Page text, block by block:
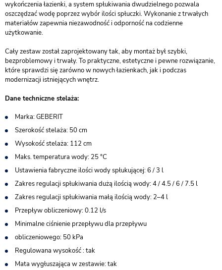
wykończenia łazienki, a system spłukiwania dwudzielnego pozwala
oszczędzać wodę poprzez wybór ilości spłuczki. Wykonanie z trwałych
materiałów zapewnia niezawodność i odporność na codzienne
użytkowanie.
Cały zestaw został zaprojektowany tak, aby montaż był szybki,
bezproblemowy i trwały. To praktyczne, estetyczne i pewne rozwiązanie,
które sprawdzi się zarówno w nowych łazienkach, jak i podczas
modernizacji istniejących wnętrz.
Dane techniczne stelaża:
Marka: GEBERIT
Szerokość stelaża: 50 cm
Wysokość stelaża: 112 cm
Maks. temperatura wody: 25 °C
Ustawienia fabryczne ilości wody spłukującej: 6 / 3 l
Zakres regulacji spłukiwania dużą ilością wody: 4 / 4.5 / 6 / 7.5 l
Zakres regulacji spłukiwania małą ilością wody: 2–4 l
Przepływ obliczeniowy: 0.12 l/s
Minimalne ciśnienie przepływu dla przepływu
obliczeniowego: 50 kPa
Regulowana wysokość : tak
Mata wygłuszająca w zestawie: tak